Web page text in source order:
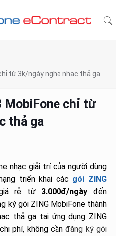
từ 3k/ngày nghe nhạc thả ga
MobiFone chỉ từ
thả ga
nhạc giải trí của người dùng
triển khai các gói ZING
rẻ từ 3.000đ/ngày đến
ký gói ZING MobiFone thành
thả ga tại ứng dụng ZING
phí, không cầnđăng ký gói